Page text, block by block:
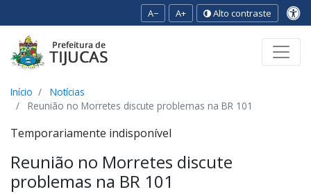
A− A+ Alto contraste
Início
Notícias
Reunião no Morretes discute problemas na BR 101
Temporariamente indisponível
Reunião no Morretes discute
problemas na BR 101